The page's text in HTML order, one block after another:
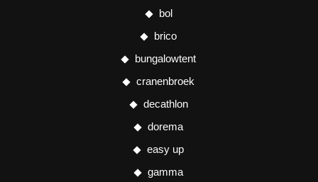
bol
brico
bungalowtent
cranenbroek
decathlon
dorema
easy up
gamma